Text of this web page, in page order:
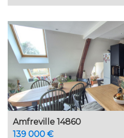
Amfreville 14860
139 000 €